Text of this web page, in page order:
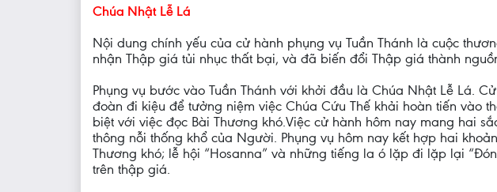
Chúa Nhật Lễ Lá
Nội dung chính yếu của cử hành phụng vụ Tuần Thánh là cuộc
nhận Thập giá tủi nhục thất bại, và đã biến đổi Thập giá thành
Phụng vụ bước vào Tuần Thánh với khởi đầu là Chúa Nhật Lễ Lá.
đoàn đi kiệu để tưởng niệm việc Chúa Cứu Thế khải hoàn tiến vào
biệt với việc đọc Bài Thương khó.Việc cử hành hôm nay mang hai
thông nỗi thống khổ của Người. Phụng vụ hôm nay kết hợp hai
Thương khó; lễ hội “Hosanna” và những tiếng la ó lặp đi lặp lại
trên thập giá.